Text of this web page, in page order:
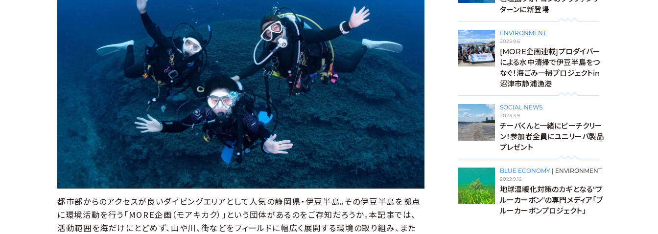
都市部からのアクセスが良いダイビングエリアとして人気の静岡県・伊豆半島。その伊豆半島を拠点
に環境活動を行う「MORE企画（モアキカク）」という団体があるのをご存知だろうか。本記事では、
活動範囲を海だけにとどめず、山や川、街などをフィールドに幅広く展開する環境の取り組み、また
ターンに新登場
ENVIRONMENT
2025.9.6
[MORE企画連載]プロダイバー
による水中清掃で伊豆半島をつ
なぐ！海ごみ一掃プロジェクトin
沼津市静浦漁港
SOCIAL NEWS
2023.3.9
チーバくんと一緒にビーチクリー
ン！参加者全員にユニリーバ製品
プレゼント
BLUE ECONOMY | ENVIRONMENT
2022.9.12
地球温暖化対策のカギとなる“ブ
ルーカーボン”の専門メディア「ブ
ルーカーボンプロジェクト」